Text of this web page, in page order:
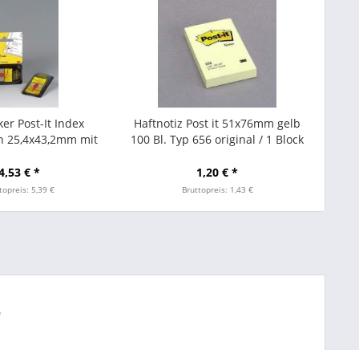
Post-It Index
25,4x43,2mm mit
€ *
5,39 €
Haftnotiz Post it 51x76mm gelb
100 Bl. Typ 656 original / 1 Block
1,20 € *
Bruttopreis: 1,43 €